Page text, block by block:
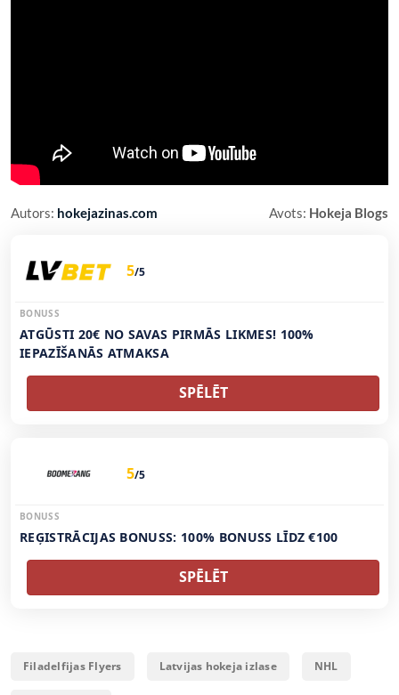
Autors: hokejazinas.com Avots: Hokeja Blogs
5/5
BONUSS
ATGŪSTI 20€ NO SAVAS PIRMĀS LIKMES! 100%
IEPAZĪŠANĀS ATMAKSA
SPĒLĒT
5/5
BONUSS
REĢISTRĀCIJAS BONUSS: 100% BONUSS LĪDZ €100
SPĒLĒT
Filadelfijas Flyers Latvijas hokeja izlase NHL